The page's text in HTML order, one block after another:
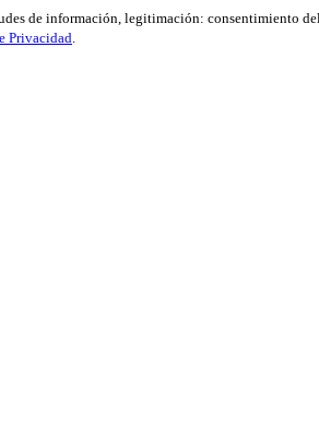
de información, legitimación: consentimiento
Privacidad